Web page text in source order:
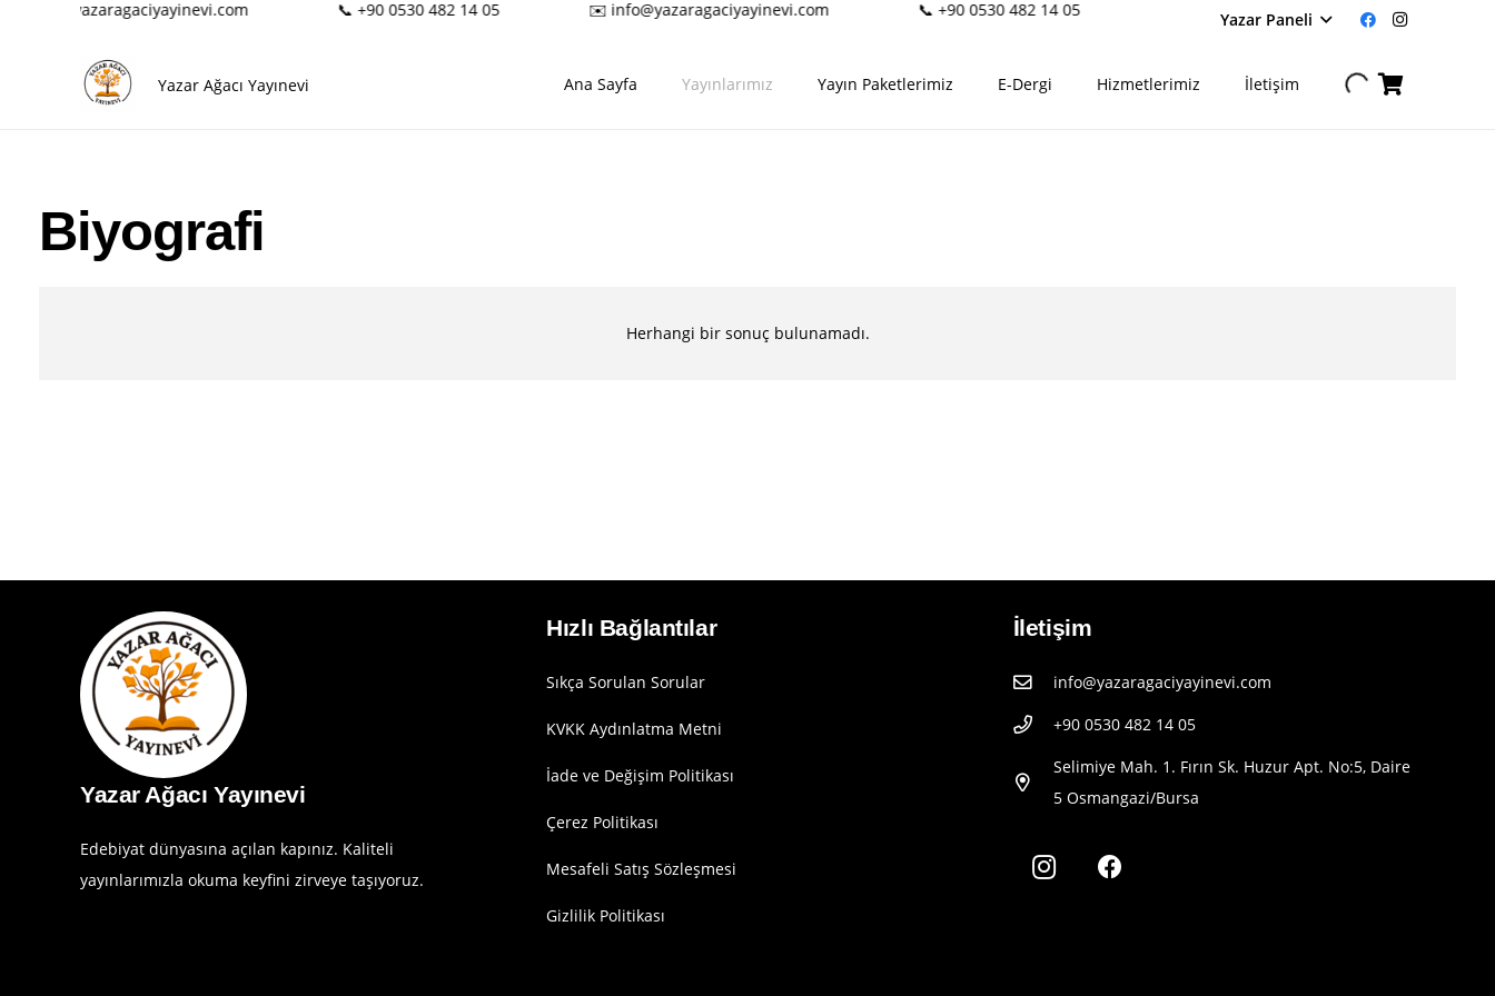
✉️ info@yazaragaciyayinevi.com 📞 +90 0530 482 14 05 ✉️ info@yazaragaciyayinevi.com 📞 +90 0530 482 14 05 Yazar Paneli
Yazar Ağacı Yayınevi Ana Sayfa Yayınlarımız Yayın Paketlerimiz E-Dergi Hizmetlerimiz İletişim
Biyografi
Herhangi bir sonuç bulunamadı.
Yazar Ağacı Yayınevi
Edebiyat dünyasına açılan kapınız. Kaliteli
yayınlarımızla okuma keyfini zirveye taşıyoruz.
Hızlı Bağlantılar
Sıkça Sorulan Sorular
KVKK Aydınlatma Metni
İade ve Değişim Politikası
Çerez Politikası
Mesafeli Satış Sözleşmesi
Gizlilik Politikası
İletişim
info@yazaragaciyayinevi.com
+90 0530 482 14 05
Selimiye Mah. 1. Fırın Sk. Huzur Apt. No:5, Daire
5 Osmangazi/Bursa